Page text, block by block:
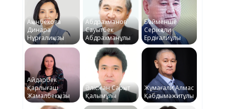
Ақынбекова
Динара
Нұрғалиқызы
Абдрахманов
Сауытбек
Абдрахманұлы
Байменше
Серікқали
Ердіғалиұлы
Айдарбек
Қарлығаш
Жамалбекқызы
Әлісжан Сарқыт
Қалымұлы
Жұмағали Алмас
Қабдымәжитұлы